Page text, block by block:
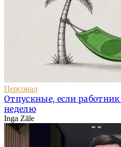
Персонал
Отпускные, если
неделю
Inga Zāle